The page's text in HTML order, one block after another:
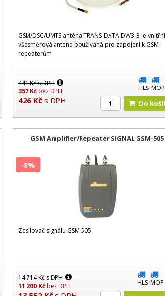
GSM/DSC/UMTS anténa TRANS-DATA DW3-B je vnitřní
všesměrová anténa používaná pro zapojení k GSM
repeaterům
441Kčs DPH
352 Kčbez DPH
426 Kč s DPH
HLS MOP
Do
GSM Amplifier/Repeater SIGNAL GSM-505
Zesilovač signálu GSM 505
14 714Kčs DPH
11 200 Kčbez DPH
-8%
HLS MOP